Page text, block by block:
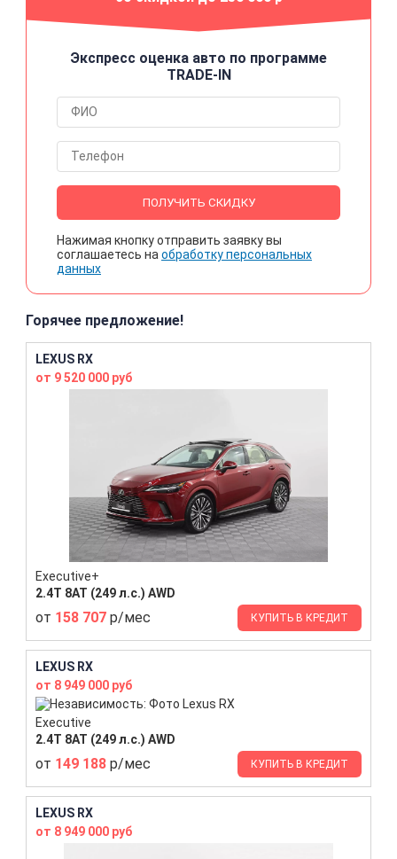
Экспресс оценка авто по программе
TRADE-IN
ПОЛУЧИТЬ СКИДКУ
Нажимая кнопку отправить заявку вы
соглашаетесь на обработку персональных
данных
Горячее предложение!
LEXUS RX
от 9 520 000 руб
Executive+
2.4T 8AT (249 л.с.) AWD
от 158 707 р/мес КУПИТЬ В КРЕДИТ
LEXUS RX
от 8 949 000 руб
Executive
2.4T 8AT (249 л.с.) AWD
от 149 188 р/мес КУПИТЬ В КРЕДИТ
LEXUS RX
от 8 949 000 руб